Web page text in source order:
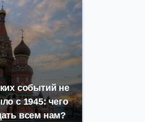
событий не
с 1945: чего
всем нам?